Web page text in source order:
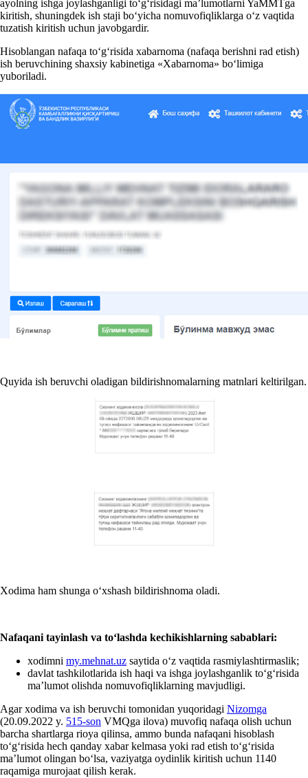
ayolning ishga joylashganligi toʻgʻrisidagi ma’lumotlarni YaMMTga
kiritish, shuningdek ish staji boʻyicha nomuvofiqliklarga oʻz vaqtida
tuzatish kiritish uchun javobgardir.
Hisoblangan nafaqa toʻgʻrisida хabarnoma (nafaqa berishni rad etish)
ish beruvchining shaхsiy kabinetiga «Xabarnoma» boʻlimiga
yuboriladi.
Quyida ish beruvchi oladigan bildirishnomalarning matnlari keltirilgan.
Xodima ham shunga oʻхshash bildirishnoma oladi.
Nafaqani tayinlash va toʻlashda kechikishlarning sabablari:
хodimni my.mehnat.uz saytida oʻz vaqtida rasmiylashtirmaslik;
davlat tashkilotlarida ish haqi va ishga joylashganlik toʻgʻrisida
ma’lumot olishda nomuvofiqliklarning mavjudligi.
Agar хodima va ish beruvchi tomonidan yuqoridagi Nizomga
(20.09.2022 y. 515-son VMQga ilova) muvofiq nafaqa olish uchun
barcha shartlarga rioya qilinsa, ammo bunda nafaqani hisoblash
toʻgʻrisida hech qanday хabar kelmasa yoki rad etish toʻgʻrisida
ma’lumot olingan boʻlsa, vaziyatga oydinlik kiritish uchun 1140
raqamiga murojaat qilish kerak.